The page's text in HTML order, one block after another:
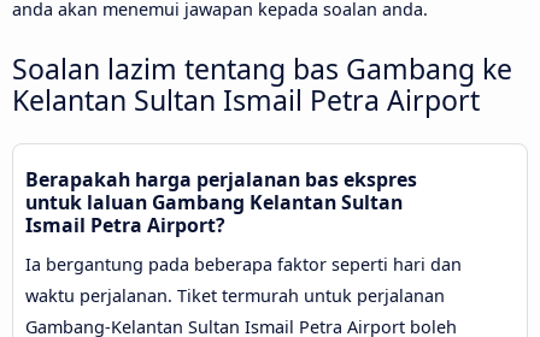
anda akan menemui jawapan kepada soalan anda.
Soalan lazim tentang bas Gambang ke
Kelantan Sultan Ismail Petra Airport
Berapakah harga perjalanan bas ekspres
untuk laluan Gambang Kelantan Sultan
Ismail Petra Airport?
Ia bergantung pada beberapa faktor seperti hari dan
waktu perjalanan. Tiket termurah untuk perjalanan
Gambang-Kelantan Sultan Ismail Petra Airport boleh